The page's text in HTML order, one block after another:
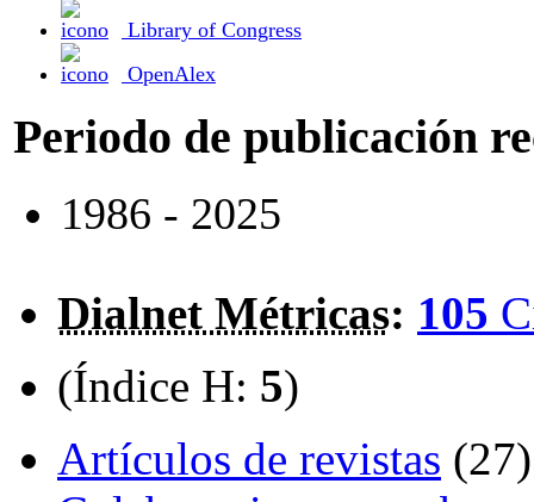
Library of Congress
OpenAlex
Periodo de publicación
1986 - 2025
Dialnet Métricas: 105
(Índice H: 5)
Artículos de revistas (27)